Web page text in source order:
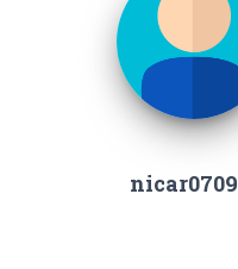
nicar0709